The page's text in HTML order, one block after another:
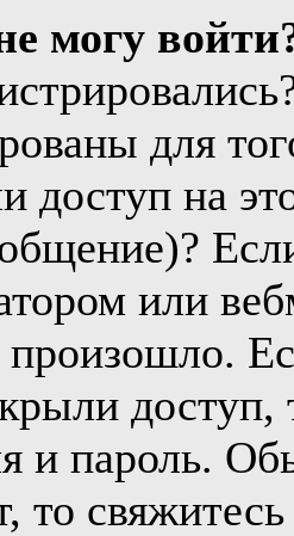
могу
для
доступ на
или
произошло.
доступ,
и пароль.
то